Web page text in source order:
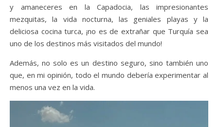
y amaneceres en la Capadocia, las impresionantes
mezquitas, la vida nocturna, las geniales playas y la
deliciosa cocina turca, ¡no es de extrañar que Turquía sea
uno de los destinos más visitados del mundo!
Además, no solo es un destino seguro, sino también uno
que, en mi opinión, todo el mundo debería experimentar al
menos una vez en la vida.